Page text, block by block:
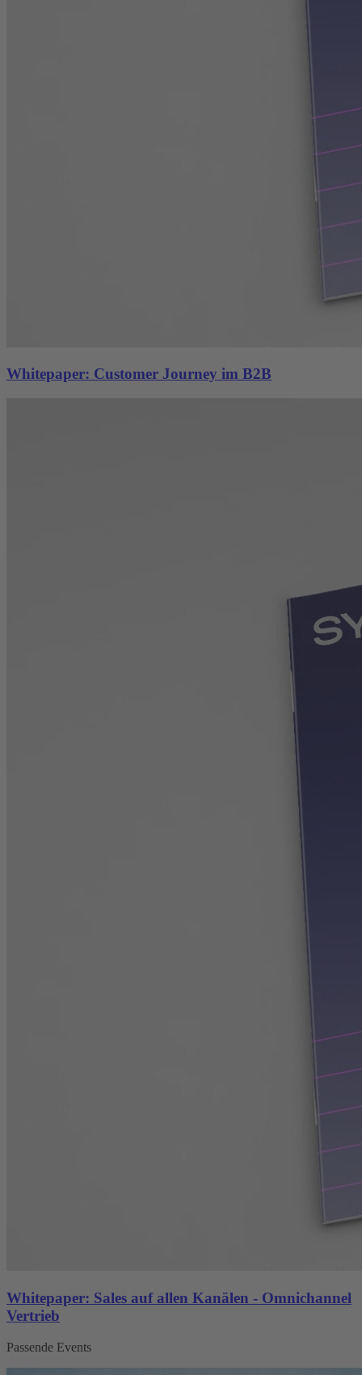
Whitepaper: Customer Journey im B2B
Whitepaper: Sales auf allen Kanälen - Omnichannel
Vertrieb
Passende Events